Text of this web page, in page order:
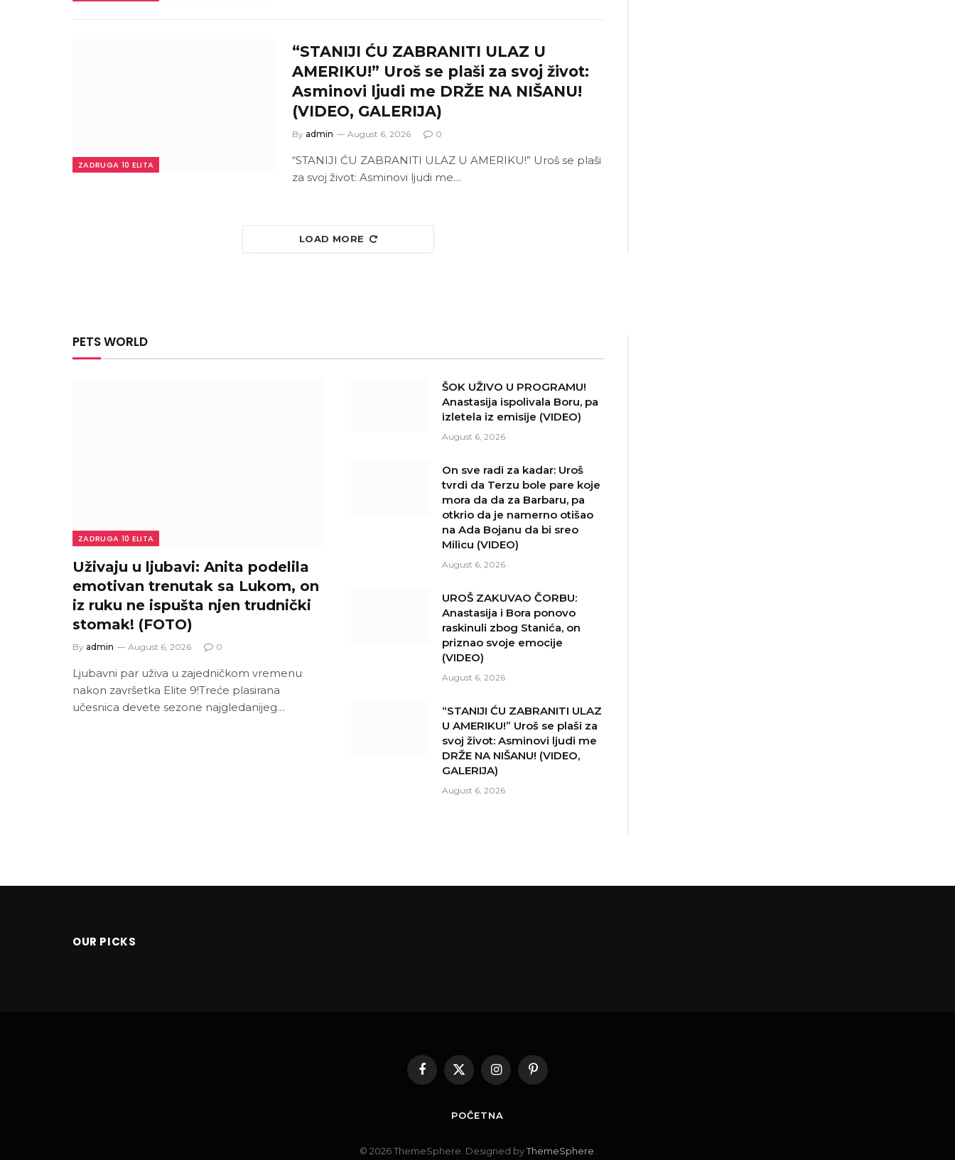
ZADRUGA 10 ELITA
“STANIJI ĆU ZABRANITI ULAZ U
AMERIKU!” Uroš se plaši za svoj život:
Asminovi ljudi me DRŽE NA NIŠANU!
(VIDEO, GALERIJA)
By admin August 6, 2026 0
“STANIJI ĆU ZABRANITI ULAZ U AMERIKU!” Uroš se plaši
za svoj život: Asminovi ljudi me…
LOAD MORE
PETS WORLD
ZADRUGA 10 ELITA
Uživaju u ljubavi: Anita podelila
emotivan trenutak sa Lukom, on
iz ruku ne ispušta njen trudnički
stomak! (FOTO)
By admin August 6, 2026 0
Ljubavni par uživa u zajedničkom vremenu
nakon završetka Elite 9!Treće plasirana
učesnica devete sezone najgledanijeg…
ŠOK UŽIVO U PROGRAMU!
Anastasija ispolivala Boru, pa
izletela iz emisije (VIDEO)
August 6, 2026
On sve radi za kadar: Uroš
tvrdi da Terzu bole pare koje
mora da da za Barbaru, pa
otkrio da je namerno otišao
na Ada Bojanu da bi sreo
Milicu (VIDEO)
August 6, 2026
UROŠ ZAKUVAO ČORBU:
Anastasija i Bora ponovo
raskinuli zbog Stanića, on
priznao svoje emocije
(VIDEO)
August 6, 2026
“STANIJI ĆU ZABRANITI ULAZ
U AMERIKU!” Uroš se plaši za
svoj život: Asminovi ljudi me
DRŽE NA NIŠANU! (VIDEO,
GALERIJA)
August 6, 2026
OUR PICKS
Facebook
X
(Twitter)
InstagramPinterest
POČETNA
© 2026 ThemeSphere. Designed byThemeSphere